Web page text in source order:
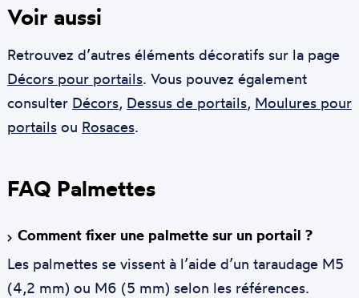
Voir aussi
Retrouvez d’autres éléments décoratifs sur la page
Décors pour portails. Vous pouvez également
consulter Décors, Dessus de portails, Moulures pour
portailsou Rosaces.
FAQ Palmettes
Comment fixer une palmette sur un portail ?
Les palmettes se vissent à l’aide d’un taraudage M5
(4,2 mm) ou M6 (5 mm) selon les références.